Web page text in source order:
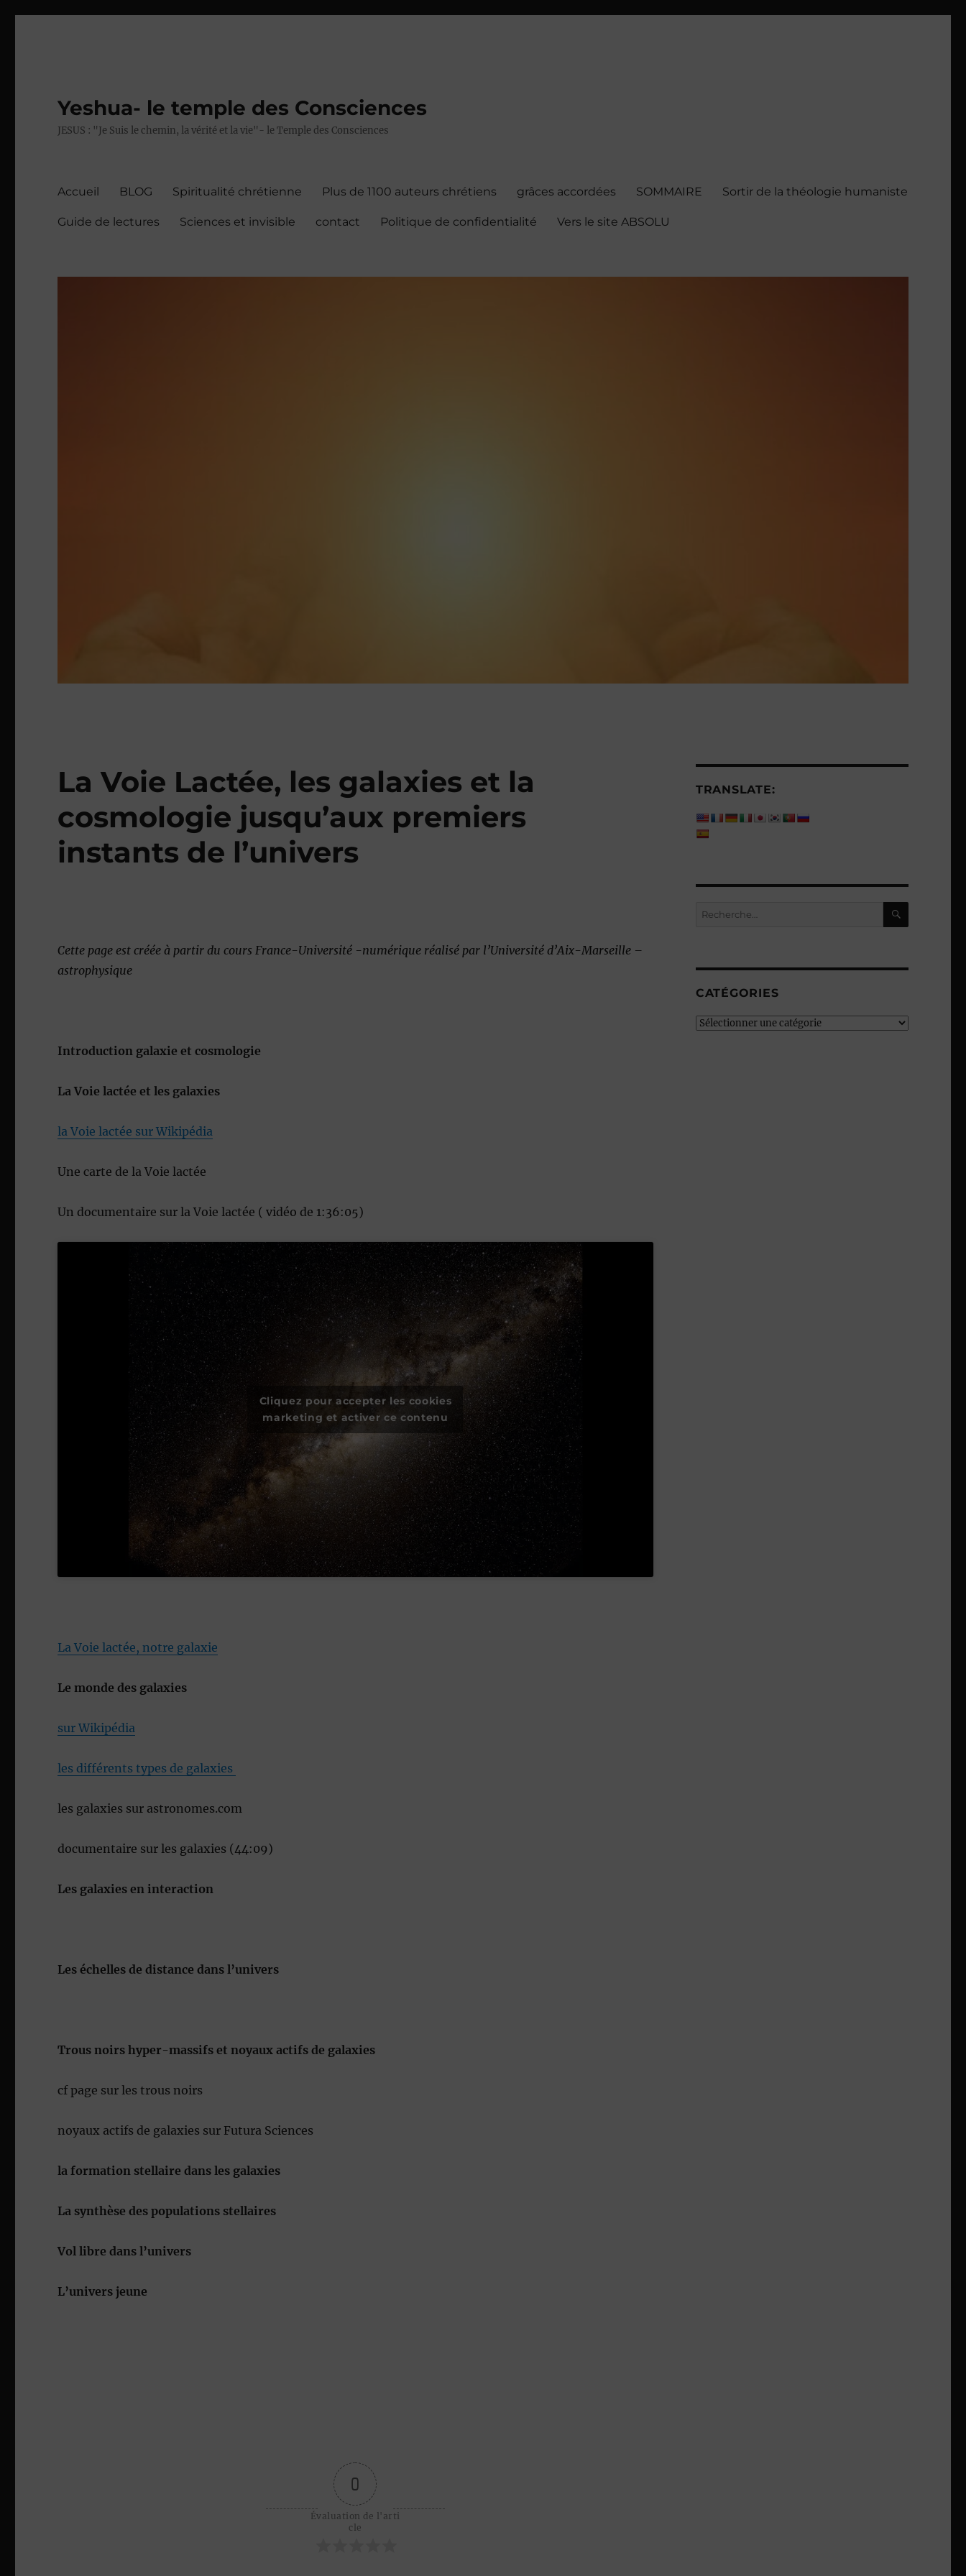
Yeshua- le temple des Consciences
JESUS : "Je Suis le chemin, la vérité et la vie"- le Temple des Consciences
Accueil BLOG Spiritualité chrétienne Plus de 1100 auteurs chrétiens grâces accordées SOMMAIRE Sortir de la théologie humaniste
Guide de lectures Sciences et invisible contact Politique de confidentialité Vers le site ABSOLU
La Voie Lactée, les galaxies et la
cosmologie jusqu’aux premiers
instants de l’univers
Cette page est créée à partir du cours France-Université -numérique réalisé par l’Université d’Aix-Marseille –
astrophysique
Introduction galaxie et cosmologie
La Voie lactée et les galaxies
la Voie lactée sur Wikipédia
Une carte de la Voie lactée
Un documentaire sur la Voie lactée ( vidéo de 1:36:05)
Cliquez pour accepter les cookies
marketing et activer ce contenu
La Voie lactée, notre galaxie
Le monde des galaxies
sur Wikipédia
les différents types de galaxies
les galaxies sur astronomes.com
documentaire sur les galaxies (44:09)
Les galaxies en interaction
Les échelles de distance dans l’univers
Trous noirs hyper-massifs et noyaux actifs de galaxies
cf page sur les trous noirs
noyaux actifs de galaxies sur Futura Sciences
la formation stellaire dans les galaxies
La synthèse des populations stellaires
Vol libre dans l’univers
L’univers jeune
0
Évaluation de l'arti
cle
TRANSLATE:
Recherche
CATÉGORIES
Catégories